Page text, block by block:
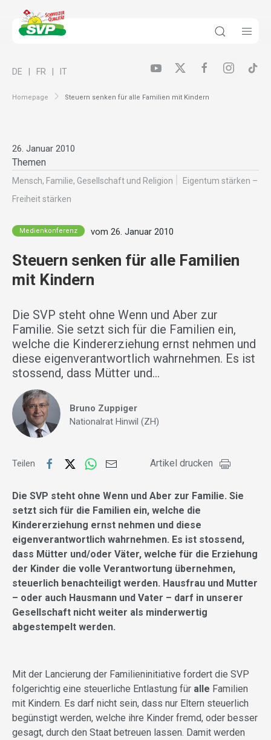
Homepage Steuern senken für alle Familien mit Kindern
DE FR IT
26. Januar 2010
Themen
Mensch, Familie, Gesellschaft und Religion
Eigentum stärken –
Freiheit stärken
Medienkonferenz vom 26. Januar 2010
Steuern senken für alle Familien
mit Kindern
Die SVP steht ohne Wenn und Aber zur
Familie. Sie setzt sich für die Familien ein,
welche die Kindererziehung ernst nehmen und
diese eigenverantwortlich wahrnehmen. Es ist
stossend, dass Mütter und…
Bruno Zuppiger
Nationalrat Hinwil (ZH)
Teilen Artikel drucken
Die SVP steht ohne Wenn und Aber zur Familie. Sie
setzt sich für die Familien ein, welche die
Kindererziehung ernst nehmen und diese
eigenverantwortlich wahrnehmen. Es ist stossend,
dass Mütter und/oder Väter, welche für die Erziehung
der Kinder die volle Verantwortung übernehmen,
steuerlich benachteiligt werden. Hausfrau und Mutter
– oder auch Hausmann und Vater – darf in unserer
Gesellschaft nicht weiter als minderwertig
abgestempelt werden.
Mit der Lancierung der Familieninitiative fordert die SVP
folgerichtig eine steuerliche Entlastung für alle Familien
mit Kindern. Es darf nicht sein, dass nur Eltern steuerlich
begünstigt werden, welche ihre Kinder fremd, oder besser
gesagt, durch den Staat betreuen lassen. Damit werden